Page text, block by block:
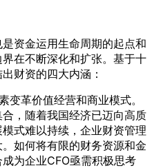
资金运用生命周期的起点和
在不断深化和扩张。基于十
财资的四大内涵：
变革价值经营和商业模式。
，随着我国经济已迈向高质
式难以持续，企业财资管理
如何将有限的财务资源和金
为企业CFO亟需积极思考